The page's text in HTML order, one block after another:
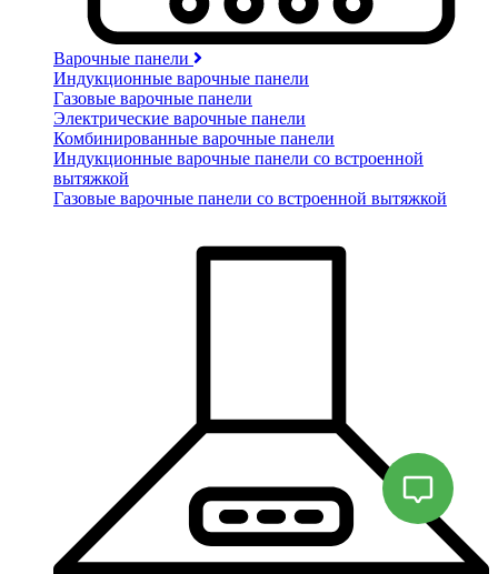
Варочные панели
Индукционные варочные панели
Газовые варочные панели
Электрические варочные панели
Комбинированные варочные панели
Индукционные варочные панели со встроенной
вытяжкой
Газовые варочные панели со встроенной вытяжкой